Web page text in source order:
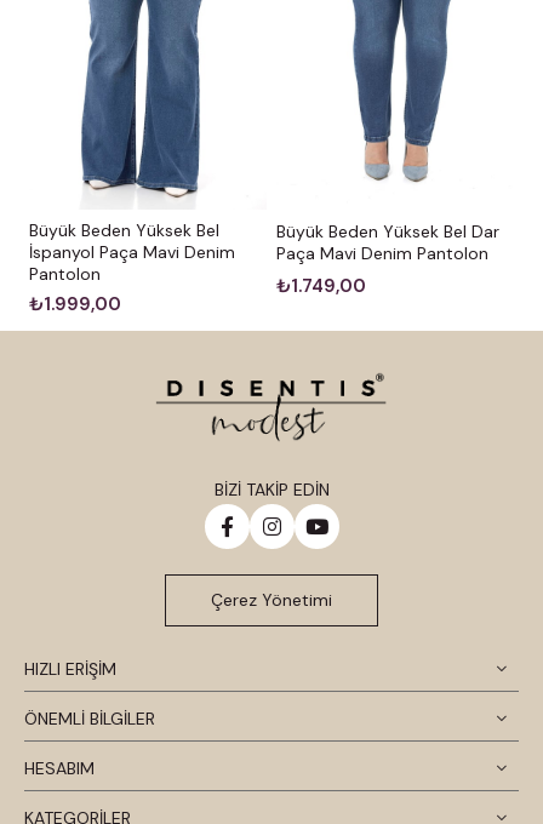
Büyük Beden Yüksek Bel
İspanyol Paça Mavi Denim
Pantolon
₺1.999,00
Büyük Beden Yüksek Bel Dar
Paça Mavi Denim Pantolon
₺1.749,00
HIZLI ERİŞİM
ÖNEMLİ BİLGİLER
HESABIM
KATEGORİLER
BİZİ TAKİP EDİN
Çerez Yönetimi